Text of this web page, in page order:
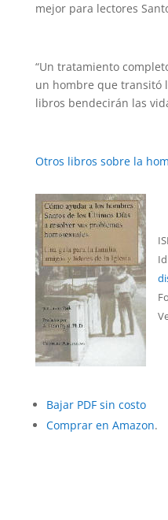
mejor para lectores
“Un tratamiento
un hombre que transitó
libros bendecirán las
Otros libros sobre la
Bajar PDF sin costo
Comprar en Amazon.